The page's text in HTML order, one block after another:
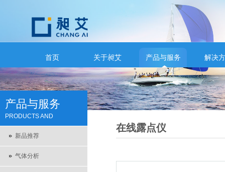
首页 关于昶艾 产品与服务 解决
产品与服务
PRODUCTS AND
SERVICES
新品推荐
气体分析
在线露点仪